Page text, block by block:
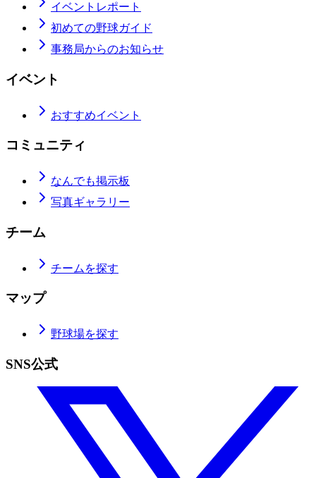
イベントレポート
初めての野球ガイド
事務局からのお知らせ
イベント
おすすめイベント
コミュニティ
なんでも掲示板
写真ギャラリー
チーム
チームを探す
マップ
野球場を探す
SNS公式